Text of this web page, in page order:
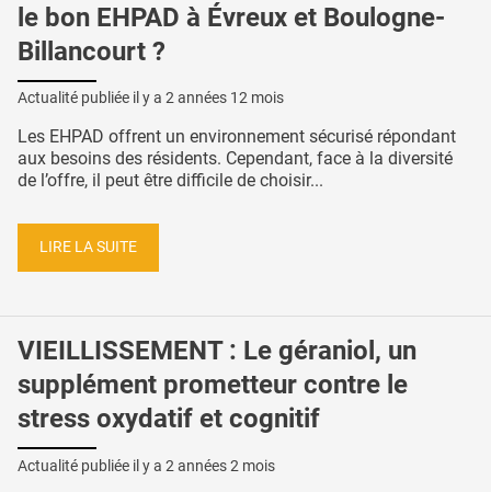
le bon EHPAD à Évreux et Boulogne-
Billancourt ?
Actualité publiée il y a 2 années 12 mois
Les EHPAD offrent un environnement sécurisé répondant
aux besoins des résidents. Cependant, face à la diversité
de l’offre, il peut être difficile de choisir...
LIRE LA SUITE
VIEILLISSEMENT : Le géraniol, un
supplément prometteur contre le
stress oxydatif et cognitif
Actualité publiée il y a 2 années 2 mois